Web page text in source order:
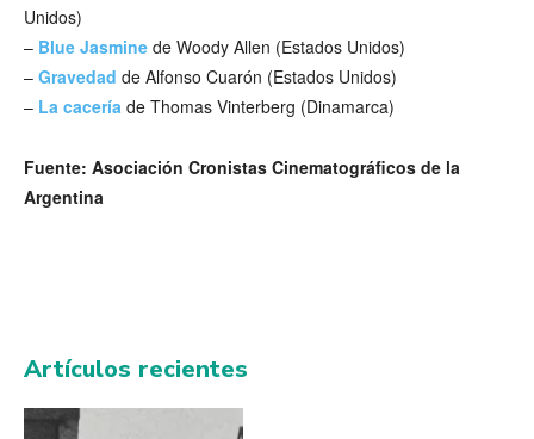
Unidos)
– Blue Jasmine de Woody Allen (Estados Unidos)
– Gravedad de Alfonso Cuarón (Estados Unidos)
– La cacería de Thomas Vinterberg (Dinamarca)
Fuente: Asociación Cronistas Cinematográficos de la
Argentina
Artículos recientes